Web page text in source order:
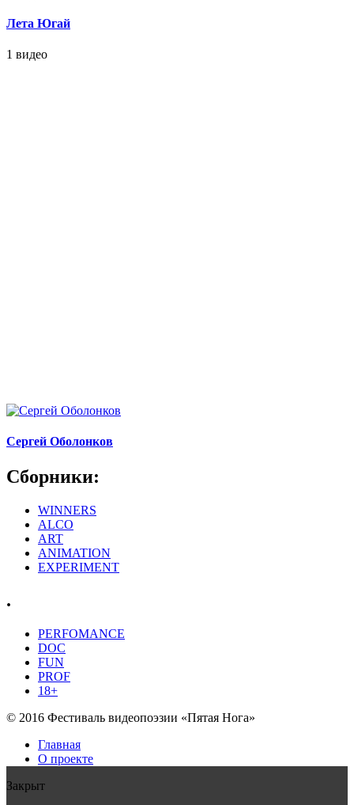
Лета Югай
1 видео
Сергей Оболонков
Сборники:
WINNERS
ALCO
ART
ANIMATION
EXPERIMENT
.
PERFOMANCE
DOC
FUN
PROF
18+
© 2016 Фестиваль видеопоэзии «Пятая Нога»
Главная
О проекте
Закрыт